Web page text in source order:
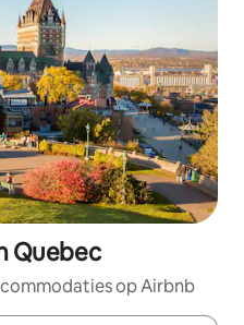
Quebec
op Airbnb